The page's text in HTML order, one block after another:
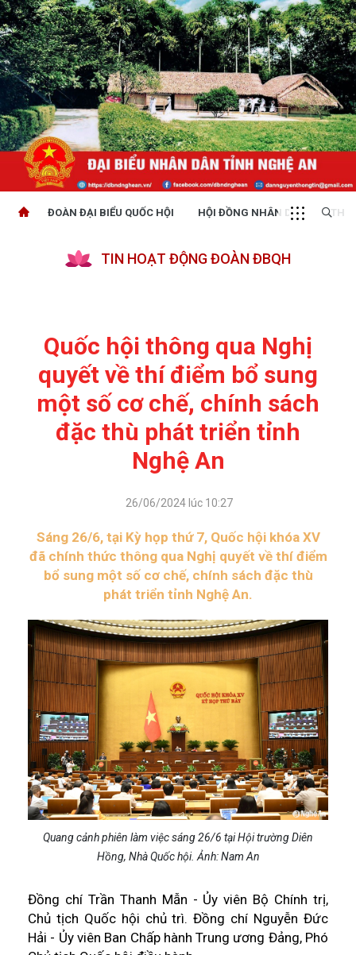
ĐOÀN ĐẠI BIỂU QUỐC HỘI HỘI ĐỒNG NHÂN DÂN
TIN HOẠT ĐỘNG ĐOÀN ĐBQH
Quốc hội thông qua Nghị
quyết về thí điểm bổ sung
một số cơ chế, chính sách
đặc thù phát triển tỉnh
Nghệ An
26/06/2024 lúc 10:27
Sáng 26/6, tại Kỳ họp thứ 7, Quốc hội khóa XV
đã chính thức thông qua Nghị quyết về thí điểm
bổ sung một số cơ chế, chính sách đặc thù
phát triển tỉnh Nghệ An.
Quang cảnh phiên làm việc sáng 26/6 tại Hội trường Diên
Hồng, Nhà Quốc hội. Ảnh: Nam An
Đồng chí Trần Thanh Mẫn - Ủy viên Bộ Chính trị,
Chủ tịch Quốc hội chủ trì. Đồng chí Nguyễn Đức
Hải - Ủy viên Ban Chấp hành Trung ương Đảng, Phó